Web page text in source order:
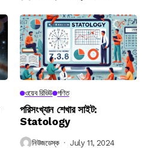
ওয়েব রিভিউ গণিত
পরিসংখ্যান শেখার সাইট:
Statology
নিউজডেস্ক July 11, 2024